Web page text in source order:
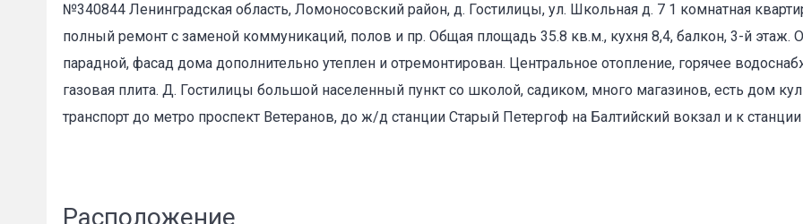
№340844 Ленинградская область, Ломоносовский район, д. Гостилицы, ул. Школьная д. 7 1 комнатная
полный ремонт с заменой коммуникаций, полов и пр. Общая площадь 35.8 кв.м., кухня 8,4, балкон, 3-й этаж.
парадной, фасад дома дополнительно утеплен и отремонтирован. Центральное отопление, горячее
газовая плита. Д. Гостилицы большой населенный пункт со школой, садиком, много магазинов, есть дом
транспорт до метро проспект Ветеранов, до ж/д станции Старый Петергоф на Балтийский вокзал и к
Расположение